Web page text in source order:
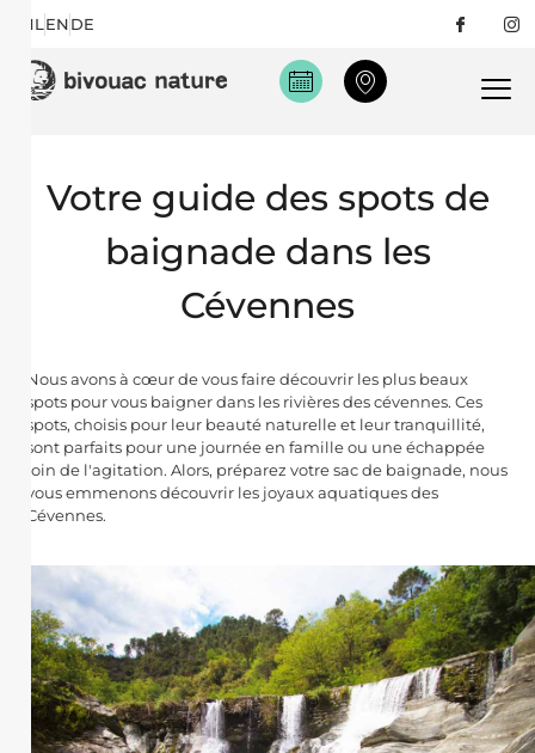
NLENDE
Votre guide des spots de
baignade dans les
Cévennes
Nous avons à cœur de vous faire découvrir les plus beaux
spots pour vous baigner dans les rivières des cévennes. Ces
spots, choisis pour leur beauté naturelle et leur tranquillité,
sont parfaits pour une journée en famille ou une échappée
loin de l'agitation. Alors, préparez votre sac de baignade, nous
vous emmenons découvrir les joyaux aquatiques des
Cévennes.